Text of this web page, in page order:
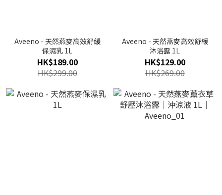
Aveeno - 天然燕麥高效舒緩
保濕乳 1L
HK$189.00
HK$299.00
Aveeno - 天然燕麥高效舒緩
沐浴露 1L
HK$129.00
HK$269.00